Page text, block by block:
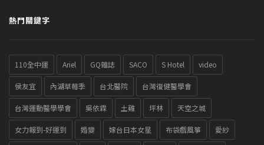
熱門關鍵字
110全中運 Ariel GQ雜誌 SACO S Hotel video
侯友宜 內湖草莓季 台北醫院 台灣復健醫學會
台灣運動醫學學會 吳依霖 土雞 坪林 天空之城
女力報到-好運到 婚變 嫁台日本女星 布袋戲風箏 愛紗